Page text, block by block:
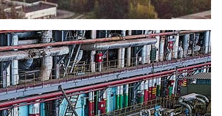
менеджмента Ново-Рязанской ТЭЦ